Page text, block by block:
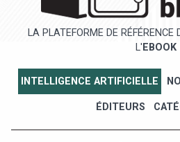
LA PLATEFORME DE RÉFÉRENCE
L' EBOOK
INTELLIGENCE ARTIFICIELLE
ÉDITEURS